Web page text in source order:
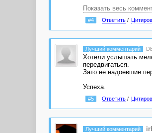
Показать весь
#4 Ответить/
Лучший комментарий
Хотели услышать
передвигаться.
Зато не надоевшие
Успеха.
#5 Ответить/
Лучший комментарий